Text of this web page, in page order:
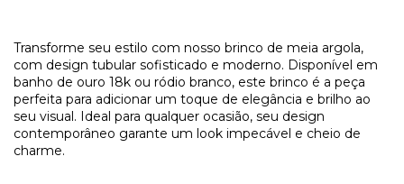
Transforme seu estilo com nosso brinco de meia argola,
com design tubular sofisticado e moderno. Disponível em
banho de ouro 18k ou ródio branco, este brinco é a peça
perfeita para adicionar um toque de elegância e brilho ao
seu visual. Ideal para qualquer ocasião, seu design
contemporâneo garante um look impecável e cheio de
charme.